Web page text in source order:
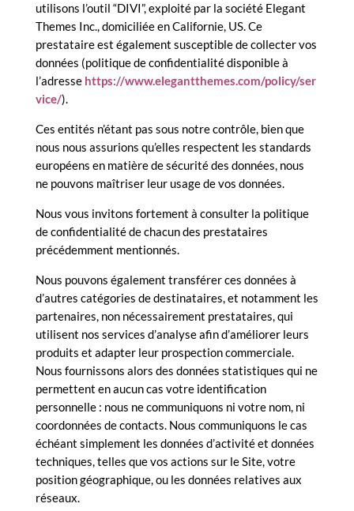
utilisons l’outil “DIVI”, exploité par la société Elegant
Themes Inc., domiciliée en Californie, US. Ce
prestataire est également susceptible de collecter vos
données (politique de confidentialité disponible à
l’adresse https://www.elegantthemes.com/policy/ser
vice/).
Ces entités n’étant pas sous notre contrôle, bien que
nous nous assurions qu’elles respectent les standards
européens en matière de sécurité des données, nous
ne pouvons maîtriser leur usage de vos données.
Nous vous invitons fortement à consulter la politique
de confidentialité de chacun des prestataires
précédemment mentionnés.
Nous pouvons également transférer ces données à
d’autres catégories de destinataires, et notamment les
partenaires, non nécessairement prestataires, qui
utilisent nos services d’analyse afin d’améliorer leurs
produits et adapter leur prospection commerciale.
Nous fournissons alors des données statistiques qui ne
permettent en aucun cas votre identification
personnelle : nous ne communiquons ni votre nom, ni
coordonnées de contacts. Nous communiquons le cas
échéant simplement les données d’activité et données
techniques, telles que vos actions sur le Site, votre
position géographique, ou les données relatives aux
réseaux.